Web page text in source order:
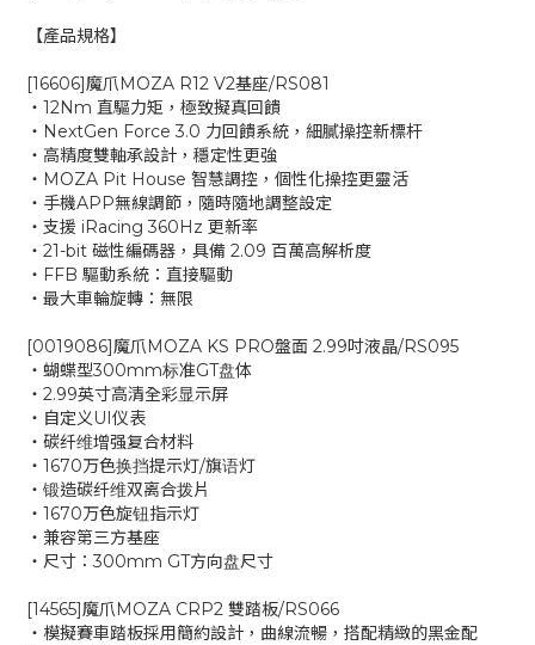
【產品規格】
[16606]魔爪MOZA R12 V2基座/RS081
‧12Nm 直驅力矩，極致擬真回饋
‧NextGen Force 3.0 力回饋系統，細膩操控新標杆
‧高精度雙軸承設計，穩定性更強
‧MOZA Pit House 智慧調控，個性化操控更靈活
‧手機APP無線調節，隨時隨地調整設定
‧支援 iRacing 360Hz 更新率
‧21-bit 磁性編碼器，具備 2.09 百萬高解析度
‧FFB 驅動系統：直接驅動
‧最大車輪旋轉：無限
[0019086]魔爪MOZA KS PRO盤面 2.99吋液晶/RS095
‧蝴蝶型300mm标准GT盘体
‧2.99英寸高清全彩显示屏
‧自定义UI仪表
‧碳纤维增强复合材料
‧1670万色换挡提示灯/旗语灯
‧锻造碳纤维双离合拨片
‧1670万色旋钮指示灯
‧兼容第三方基座
‧尺寸：300mm GT方向盘尺寸
[14565]魔爪MOZA CRP2 雙踏板/RS066
‧模擬賽車踏板採用簡約設計，曲線流暢，搭配精緻的黑金配